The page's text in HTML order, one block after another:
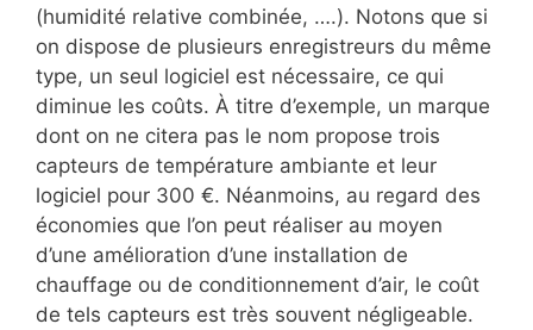
(humidité relative combinée, ….). Notons que si
on dispose de plusieurs enregistreurs du même
type, un seul logiciel est nécessaire, ce qui
diminue les coûts. À titre d’exemple, un marque
dont on ne citera pas le nom propose trois
capteurs de température ambiante et leur
logiciel pour 300 €. Néanmoins, au regard des
économies que l’on peut réaliser au moyen
d’une amélioration d’une installation de
chauffage ou de conditionnement d’air, le coût
de tels capteurs est très souvent négligeable.